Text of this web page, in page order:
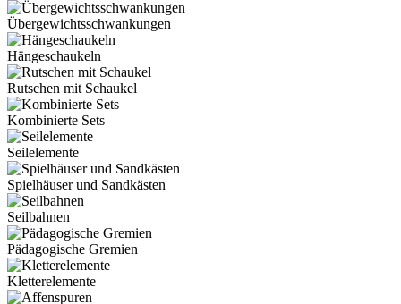
Übergewichtsschwankungen
Hängeschaukeln
Rutschen mit Schaukel
Kombinierte Sets
Seilelemente
Spielhäuser und Sandkästen
Seilbahnen
Pädagogische Gremien
Kletterelemente